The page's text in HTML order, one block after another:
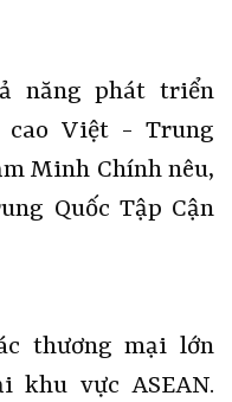
năng phát triển
cao Việt - Trung
Minh Chính nêu,
Quốc Tập Cận
thương mại lớn
khu vực ASEAN.